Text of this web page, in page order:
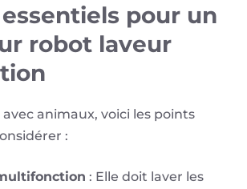
pour un
robot laveur
animaux, voici les points
:
: Elle doit laver les